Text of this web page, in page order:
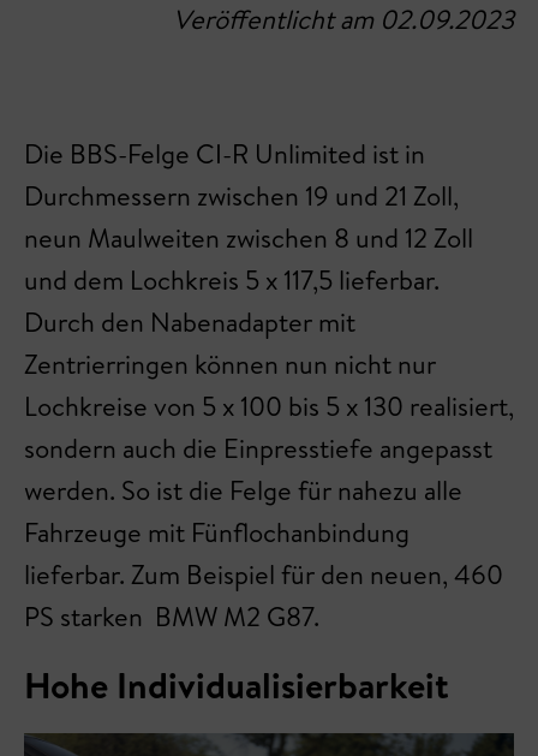
Veröffentlicht am 02.09.2023
Die BBS-Felge CI-R Unlimited ist in
Durchmessern zwischen 19 und 21 Zoll,
neun Maulweiten zwischen 8 und 12 Zoll
und dem Lochkreis 5 x 117,5 lieferbar.
Durch den Nabenadapter mit
Zentrierringen können nun nicht nur
Lochkreise von 5 x 100 bis 5 x 130 realisiert,
sondern auch die Einpresstiefe angepasst
werden. So ist die Felge für nahezu alle
Fahrzeuge mit Fünflochanbindung
lieferbar. Zum Beispiel für den neuen, 460
PS starken BMW M2 G87.
Hohe Individualisierbarkeit